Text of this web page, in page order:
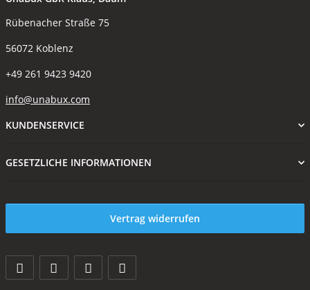
Rübenacher Straße 75
56072 Koblenz
+49 261 9423 9420
info@unabux.com
KUNDENSERVICE
GESETZLICHE INFORMATIONEN
Vertrag widerrufen